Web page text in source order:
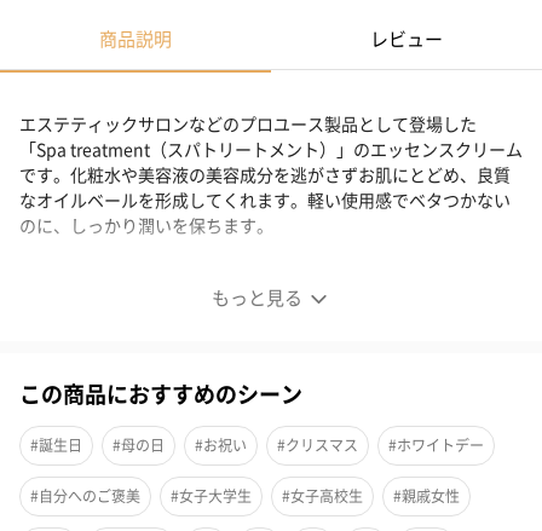
商品説明 レビュー
もっと見る
エステティックサロンなどのプロユース製品として登場した
「Spa treatment（スパトリートメント）」のエッセンスクリーム
です。化粧水や美容液の美容成分を逃がさずお肌にとどめ、良質
なオイルベールを形成してくれます。軽い使用感でベタつかない
のに、しっかり潤いを保ちます。
良質なオイルでお肌のキメを整える
この商品におすすめのシーン
#誕生日 #母の日 #お祝い #クリスマス #ホワイトデー
#自分へのご褒美 #女子大学生 #女子高校生 #親戚女性